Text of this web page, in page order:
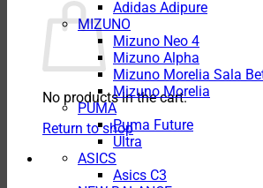
No products in the cart.
Return to shop
Adidas Adipure
MIZUNO
Mizuno Neo 4
Mizuno Alpha
Mizuno Morelia Sala
Mizuno Morelia
PUMA
Puma Future
Ultra
ASICS
Asics C3